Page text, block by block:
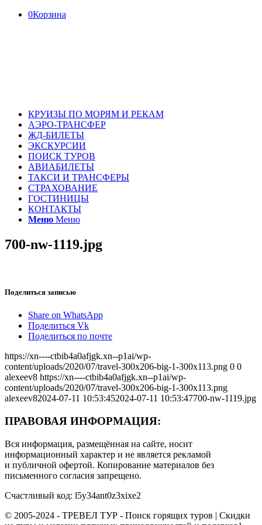
0Корзина
КРУИЗЫ ПО МОРЯМ И РЕКАМ
АЭРО-ТРАНСФЕР
ЖД-БИЛЕТЫ
ЭКСКУРСИИ
ПОИСК ТУРОВ
АВИАБИЛЕТЫ
ТАКСИ И ТРАНСФЕРЫ
СТРАХОВАНИЕ
ГОСТИНИЦЫ
КОНТАКТЫ
Меню Меню
700-nw-1119.jpg
Поделиться записью
Share on WhatsApp
Поделиться Vk
Поделиться по почте
https://xn----ctbib4a0afjgk.xn--p1ai/wp-
content/uploads/2020/07/travel-300x206-big-1-300x113.png 0 0
alexeev8 https://xn----ctbib4a0afjgk.xn--p1ai/wp-
content/uploads/2020/07/travel-300x206-big-1-300x113.png
alexeev82024-07-11 10:53:452024-07-11 10:53:47700-nw-1119.jpg
ПРАВОВАЯ ИНФОРМАЦИЯ:
Вся информация, размещённая на сайте, носит
информационный характер и не является рекламой
и публичной офертой. Копирование материалов без
письменного согласия запрещено.
Счастливый код: l5y34ant0z3xixe2
© 2005-2024 - ТРЕВЕЛ ТУР - Поиск горящих туров | Скидки